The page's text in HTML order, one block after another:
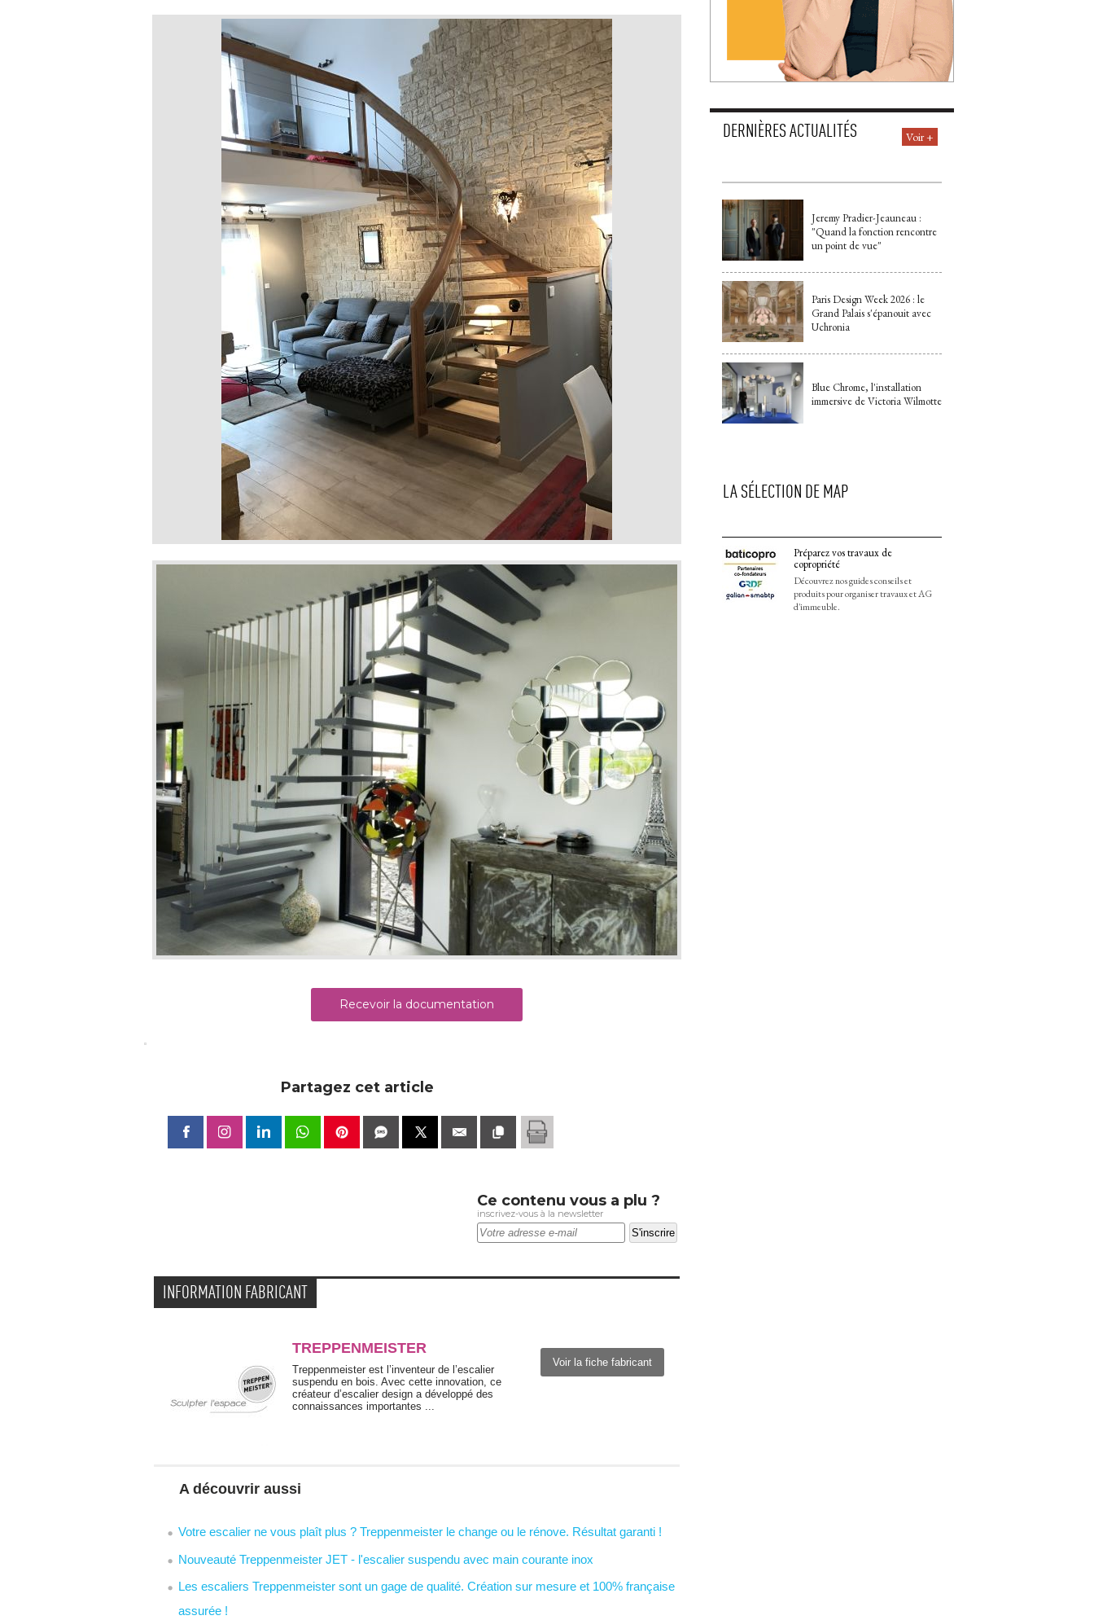
Recevoir la documentation
Partagez cet article
Ce contenu vous a plu ?
inscrivez-vous à la newsletter
INFORMATION FABRICANT
TREPPENMEISTER
Treppenmeister est l’inventeur de l’escalier
suspendu en bois. Avec cette innovation, ce
créateur d’escalier design a développé des
connaissances importantes ...
Voir la fiche fabricant
A découvrir aussi
Votre escalier ne vous plaît plus ? Treppenmeister le change ou le rénove. Résultat garanti !
Nouveauté Treppenmeister JET - l'escalier suspendu avec main courante inox
Les escaliers Treppenmeister sont un gage de qualité. Création sur mesure et 100% française
assurée !
DERNIÈRES ACTUALITÉS Voir +
Jeremy Pradier-Jeauneau :
"Quand la fonction rencontre
un point de vue"
Paris Design Week 2026 : le
Grand Palais s'épanouit avec
Uchronia
Blue Chrome, l'installation
immersive de Victoria Wilmotte
LA SÉLECTION DE MAP
Préparez vos travaux de
copropriété
Découvrez nos guides conseils et
produits pour organiser travaux et AG
d'immeuble.